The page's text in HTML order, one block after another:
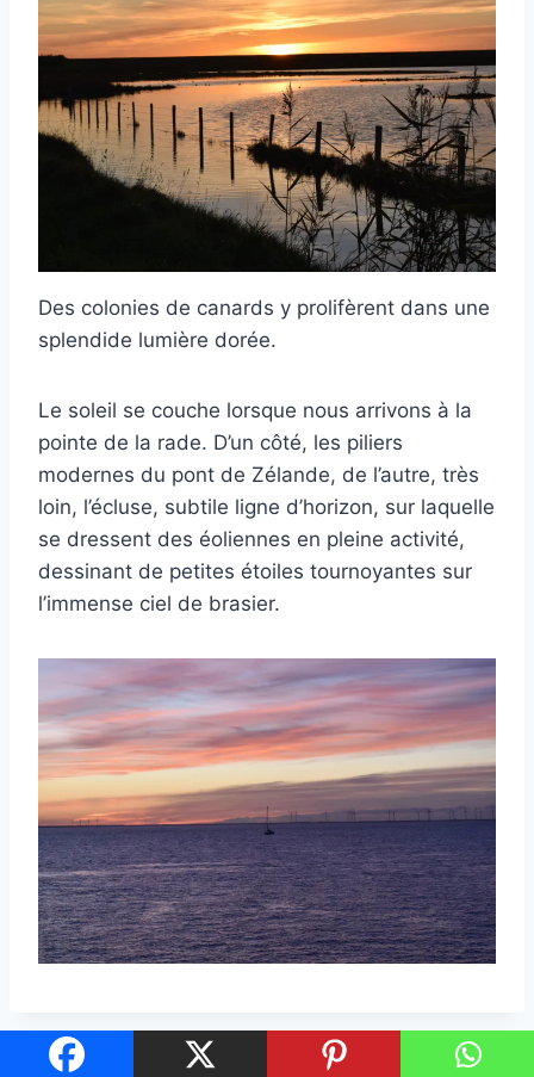
Des colonies de canards y prolifèrent dans une
splendide lumière dorée.
Le soleil se couche lorsque nous arrivons à la
pointe de la rade. D’un côté, les piliers
modernes du pont de Zélande, de l’autre, très
loin, l’écluse, subtile ligne d’horizon, sur laquelle
se dressent des éoliennes en pleine activité,
dessinant de petites étoiles tournoyantes sur
l’immense ciel de brasier.